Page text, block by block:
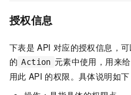
授权信息
下表是 API 对应的授权信息，
的 Action 元素中使用，用来给
用此 API 的权限。具体说明如下